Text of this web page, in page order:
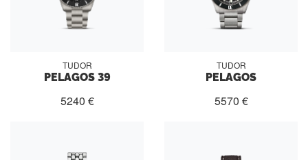
TUDOR
PELAGOS 39
5240 €
TUDOR
PELAGOS
5570 €